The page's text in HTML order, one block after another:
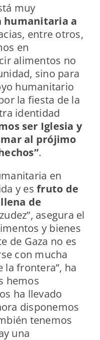
muy
humanitaria a
entre otros,
en
alimentos no
sino para
humanitario
la fiesta de la
identidad
ser Iglesia y
al prójimo
.
en
y esfruto de
de
asegura el
y bienes
de Gaza no es
con mucha
la frontera”, ha
hemos
ha llevado
disponemos
tenemos
una